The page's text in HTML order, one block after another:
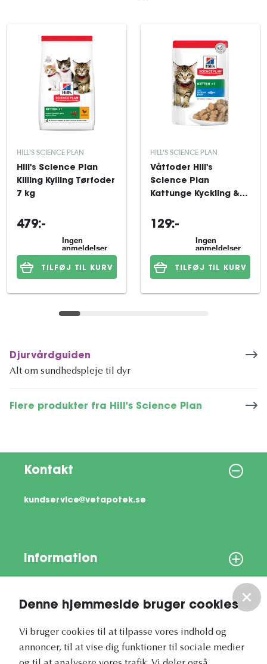
Denne hjemmeside bruger cookies
Vi bruger cookies til at tilpasse vores indhold og
annoncer, til at vise dig funktioner til sociale medier
HILL'S SCIENCE PLAN
Hill's Science Plan
Killing Kylling Tørfoder
7 kg
479:-
TILFØJ TIL KURV
HILL'S SCIENCE PLAN
Våtfoder Hill's
Science Plan
Kattunge Kyckling &
129:-
TILFØJ TIL KURV
Djurvårdguiden
Alt om sundhedspleje til dyr
Flere produkter fra Hill's Science Plan
Kontakt
kundservice@vetapotek.se
Information
Vores nyhedsbrev